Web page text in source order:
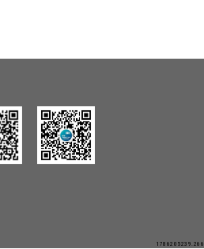
1786205239.266